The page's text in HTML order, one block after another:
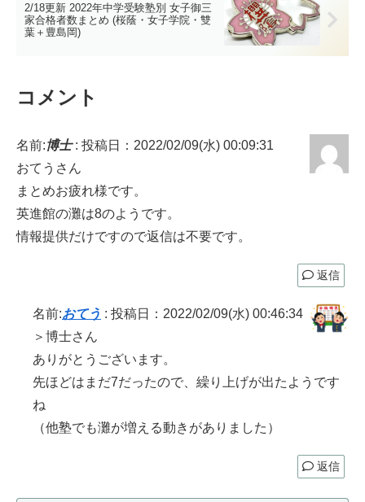
2/18更新 2022年中学受験塾別 女子御三
家合格者数まとめ (桜蔭・女子学院・雙
葉＋豊島岡)
コメント
名前:博士: 投稿日：2022/02/09(水) 00:09:31
おてうさん
まとめお疲れ様です。
英進館の灘は8のようです。
情報提供だけですので返信は不要です。
返信
名前:おてう : 投稿日：2022/02/09(水) 00:46:34
＞博士さん
ありがとうございます。
先ほどはまだ7だったので、繰り上げが出たようです
ね
（他塾でも灘が増える動きがありました）
返信